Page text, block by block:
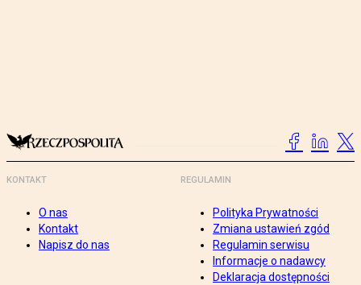
KONTAKT
O nas
Kontakt
Napisz do nas
REGULAMIN
Polityka Prywatności
Zmiana ustawień zgód
Regulamin serwisu
Informacje o nadawcy
Deklaracja dostępności